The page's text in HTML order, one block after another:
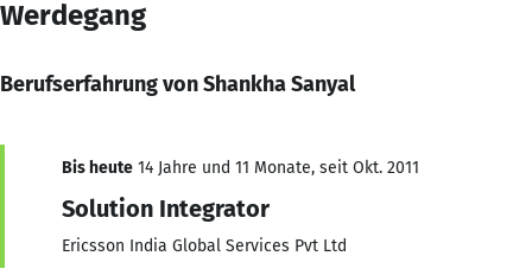
Werdegang
Berufserfahrung von Shankha Sanyal
Bis heute 14 Jahre und 11 Monate, seit Okt. 2011
Solution Integrator
Ericsson India Global Services Pvt Ltd